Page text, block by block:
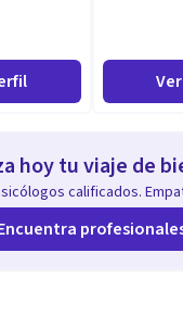
hoy tu viaje de
calificados.